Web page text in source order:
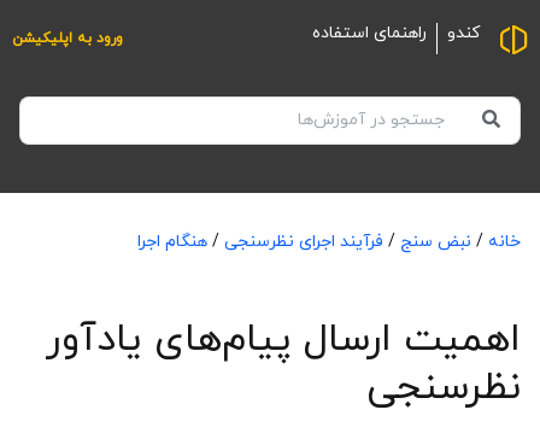
کندو راهنمای استفاده ورود به اپلیکیشن
خانه / نبض سنج / فرآیند اجرای نظرسنجی / هنگام اجرا
اهمیت ارسال پیام‌های یادآور
نظرسنجی